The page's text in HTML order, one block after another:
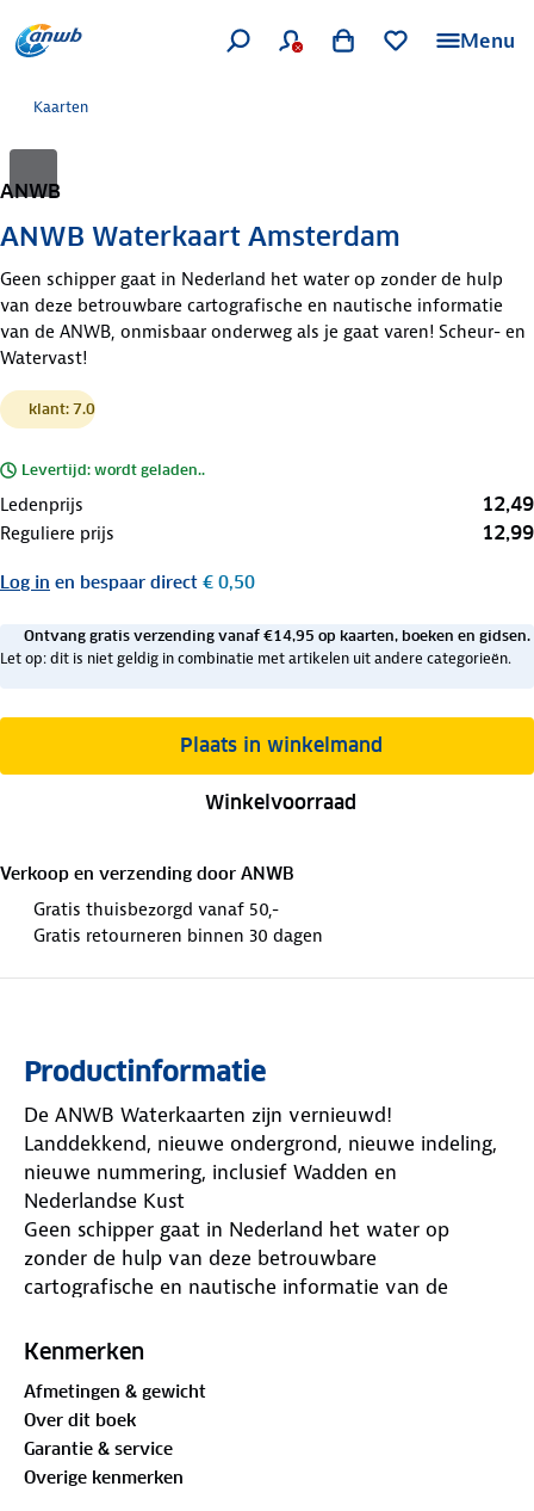
Menu
Kaarten
ANWB
ANWB Waterkaart Amsterdam
Geen schipper gaat in Nederland het water op zonder de hulp
van deze betrouwbare cartografische en nautische informatie
van de ANWB, onmisbaar onderweg als je gaat varen! Scheur- en
Watervast!
klant: 7.0
Levertijd: wordt geladen..
Ledenprijs 12,49
Reguliere prijs 12,99
Log in en bespaar direct € 0,50
Ontvang gratis verzending vanaf €14,95 op kaarten, boeken en gidsen.
Let op: dit is niet geldig in combinatie met artikelen uit andere categorieën.
Plaats in winkelmand
Winkelvoorraad
Verkoop en verzending door ANWB
Gratis thuisbezorgd vanaf 50,-
Gratis retourneren binnen 30 dagen
Productinformatie
De ANWB Waterkaarten zijn vernieuwd!
Landdekkend, nieuwe ondergrond, nieuwe indeling,
nieuwe nummering, inclusief Wadden en
Nederlandse Kust
Geen schipper gaat in Nederland het water op
zonder de hulp van deze betrouwbare
cartografische en nautische informatie van de
Scheur- en Watervast!
van 1:25.000 (1 cm = 250 m) en bevat:
- betrouwbare, gedetailleerde nautische
kaartinformatie
- brugnummers die verwijzen naar Wateralmanak 2
Kenmerken
Afmetingen & gewicht
Over dit boek
Garantie & service
Overige kenmerken